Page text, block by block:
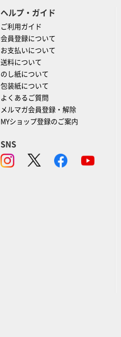
ヘルプ・ガイド
ご利用ガイド
会員登録について
お支払いについて
送料について
のし紙について
包装紙について
よくあるご質問
メルマガ会員登録・解除
MYショップ登録のご案内
SNS